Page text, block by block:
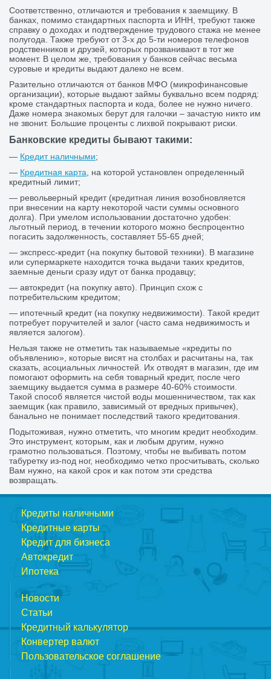
Соответственно, отличаются и требования к заемщику. В
банках, помимо стандартных паспорта и ИНН, требуют также
справку о доходах и подтверждение трудового стажа не менее
полугода. Также требуют от 3-х до 5-ти номеров телефонов
родственников и друзей, которых прозванивают в тот же
момент. В целом же, требования у банков сейчас весьма
суровые и кредиты выдают далеко не всем.
Разительно отличаются от банков МФО (микрофинансовые
организации), которые выдают займы буквально всем подряд:
кроме стандартных паспорта и кода, более не нужно ничего.
Даже номера знакомых берут для галочки – зачастую никто им
не звонит. Большие проценты с лихвой покрывают риски.
Банковские кредиты бывают такими:
— Кредит наличными;
— Кредитная карта , на которой установлен определенный
кредитный лимит;
— револьверный кредит (кредитная линия возобновляется
при внесении на карту некоторой части суммы основного
долга). При умелом использовании достаточно удобен:
льготный период, в течении которого можно беспроцентно
погасить задолженность, составляет 55-65 дней;
— экспресс-кредит (на покупку бытовой техники). В магазине
или супермаркете находится точка выдачи таких кредитов,
заемные деньги сразу идут от банка продавцу;
— автокредит (на покупку авто). Принцип схож с
потребительским кредитом;
— ипотечный кредит (на покупку недвижимости). Такой кредит
потребует поручителей и залог (часто сама недвижимость и
является залогом).
Нельзя также не отметить так называемые «кредиты по
объявлению», которые висят на столбах и расчитаны на, так
сказать, асоциальных личностей. Их отводят в магазин, где им
помогают оформить на себя товарный кредит, после чего
заемщику выдается сумма в размере 40-60% стоимости.
Такой способ является чистой воды мошенничеством, так как
заемщик (как правило, зависимый от вредных привычек),
банально не понимает последствий такого кредитования.
Подытоживая, нужно отметить, что многим кредит необходим.
Это инструмент, которым, как и любым другим, нужно
грамотно пользоваться. Поэтому, чтобы не выбивать потом
табуретку из-под ног, необходимо четко просчитывать, сколько
Вам нужно, на какой срок и как потом эти средства
возвращать.
Кредиты наличными
Кредитные карты
Кредит для бизнеса
Автокредит
Ипотека
Новости
Статьи
Кредитный калькулятор
Конвертер валют
Пользовательское соглашение